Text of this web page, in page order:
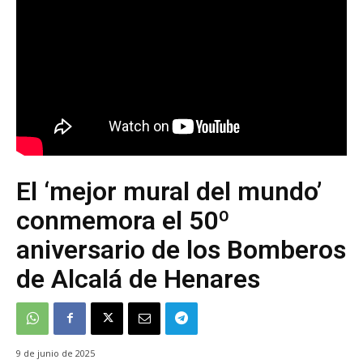
El ‘mejor mural del mundo’
conmemora el 50º
aniversario de los Bomberos
de Alcalá de Henares
9 de junio de 2025